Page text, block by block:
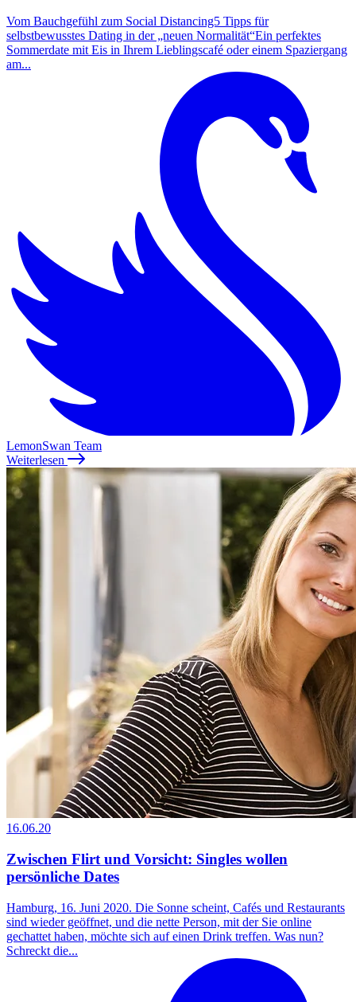
Vom Bauchgefühl zum Social Distancing5 Tipps für
selbstbewusstes Dating in der „neuen Normalität“Ein perfektes
Sommerdate mit Eis in Ihrem Lieblingscafé oder einem Spaziergang
am...
LemonSwan Team
Weiterlesen
16.06.20
Zwischen Flirt und Vorsicht: Singles wollen
persönliche Dates
Hamburg, 16. Juni 2020. Die Sonne scheint, Cafés und Restaurants
sind wieder geöffnet, und die nette Person, mit der Sie online
gechattet haben, möchte sich auf einen Drink treffen. Was nun?
Schreckt die...